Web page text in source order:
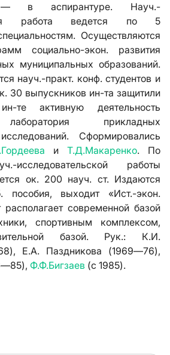
в аспирантуре. Науч.-
работа ведется по 5
Осуществляются
социально-экон. развития
муниципальных образований.
науч.-практ. конф. студентов и
30 выпускников ин-та защитили
активную деятельность
прикладных
Сформировались
и Т.Д.Макаренко. По
исследовательской работы
ок. 200 науч. ст. Издаются
пособия, выходит «Ист.-экон.
современной базой
спортивным комплексом,
базой. Рук.: К.И.
Е.А. Паздникова (1969—76),
Ф.Ф.Бигзаев (с 1985).